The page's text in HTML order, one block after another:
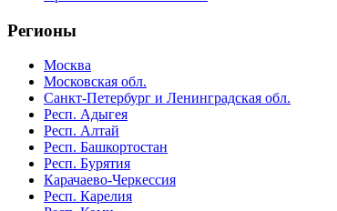
Регионы
Москва
Московская обл.
Санкт-Петербург и Ленинградская обл.
Респ. Адыгея
Респ. Алтай
Респ. Башкортостан
Респ. Бурятия
Карачаево-Черкессия
Респ. Карелия